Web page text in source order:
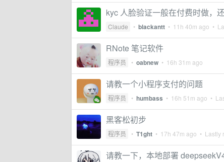
kyc 人脸验证一般在付费时做，
Claude • blackantt • 11h 40m ago •
RNote 笔记软件
程序员 • oabnew • 16h 31m ago
请教一个小程序支付的问题
程序员 • humbass • 16h 51m ago •
黑客松初步
程序员 • T1ght • 17h 47m ago • Lastly
请教一下，本地部署